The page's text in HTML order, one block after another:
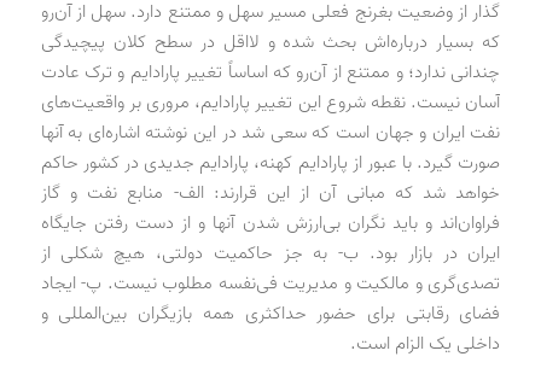
گذار از وضعیت بغرنج فعلی مسیر سهل و ممتنع دارد. سهل از آن‌رو
که بسیار درباره‌اش بحث شده و لااقل در سطح کلان پیچیدگی
چندانی ندارد؛ و ممتنع از آن‌رو که اساساً تغییر پارادایم و ترک عادت
آسان نیست. نقطه شروع این تغییر پارادایم، مروری بر واقعیت‌های
نفت ایران و جهان است که سعی شد در این نوشته اشاره‌ای به آنها
صورت گیرد. با عبور از پارادایم کهنه، پارادایم جدیدی در کشور حاکم
خواهد شد که مبانی آن از این قرارند: الف- منابع نفت و گاز
فراوان‌اند و باید نگران بی‌ارزش شدن آنها و از دست رفتن جایگاه
ایران در بازار بود. ب- به جز حاکمیت دولتی، هیچ شکلی از
تصدی‌گری و مالکیت و مدیریت فی‌نفسه مطلوب نیست. پ- ایجاد
فضای رقابتی برای حضور حداکثری همه بازیگران بین‌المللی و
داخلی یک الزام است.